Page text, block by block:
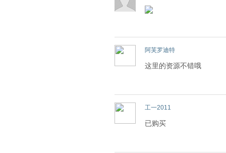
阿芙罗迪特
这里的资源不错哦
工一2011
已购买